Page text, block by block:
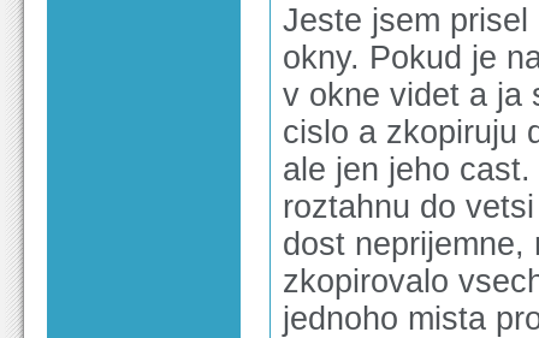
Jeste jsem
okny. Pokud je
v okne videt a ja
cislo a zkopiruju
ale jen jeho
roztahnu do
dost neprijemne,
zkopirovalo
jednoho mista